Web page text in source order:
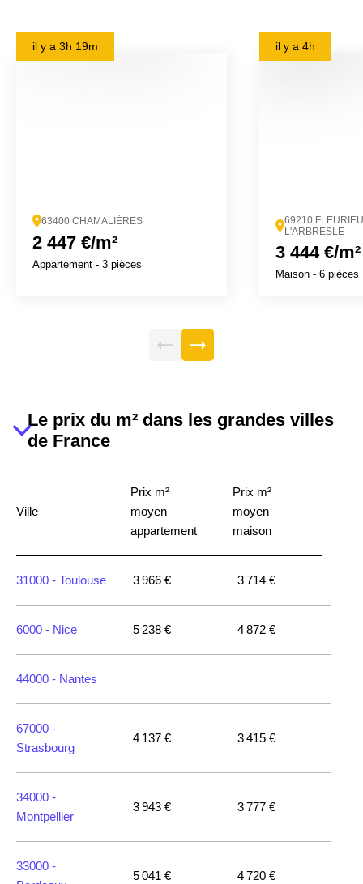
il y a 3h 19m
63400 CHAMALIÈRES
2 447 €/m²
Appartement - 3 pièces
il y a 4h
69210
L'ARBRESLE
3 444 €/m²
Maison - 6 pièces
Le prix du m² dans les grandes villes
de France
Ville
Prix m²
moyen
appartement
Prix m²
moyen
maison
31000 - Toulouse 3 966 € 3 714 €
6000 - Nice 5 238 € 4 872 €
44000 - Nantes
67000 -
Strasbourg
4 137 € 3 415 €
34000 -
Montpellier
3 943 € 3 777 €
33000 -
5 041 € 4 720 €